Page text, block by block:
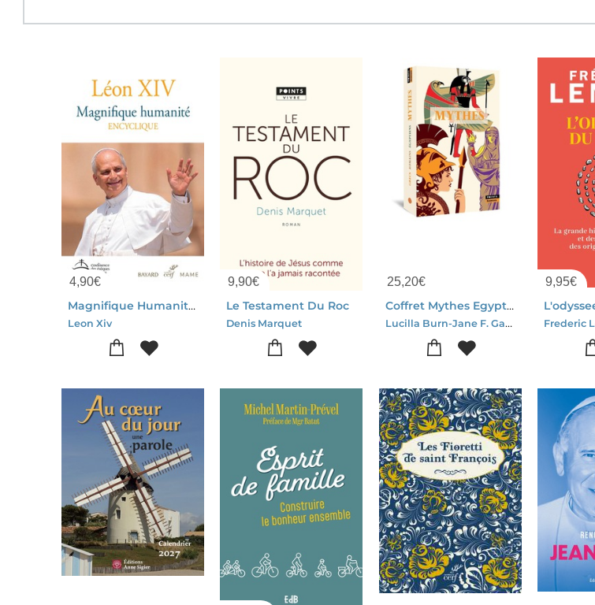
4,90€
Magnifique Humanite : Encyclique
Leon Xiv
9,90€
Le Testament Du Roc
Denis Marquet
25,20€
Coffret Mythes Egyptiens, Romains Et Grecs
Lucilla Burn-Jane F. Gardner-George Hart
9,95€
Frederic